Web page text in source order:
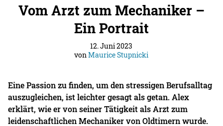
Vom Arzt zum Mechaniker –
Ein Portrait
12. Juni 2023
vonMaurice Stupnicki
Eine Passion zu finden, um den stressigen Berufsalltag
auszugleichen, ist leichter gesagt als getan. Alex
erklärt, wie er von seiner Tätigkeit als Arzt zum
leidenschaftlichen Mechaniker von Oldtimern wurde.